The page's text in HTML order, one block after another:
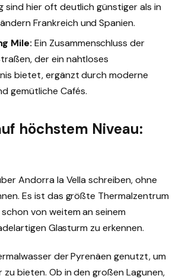
sind hier oft deutlich günstiger als in
Frankreich und Spanien.
Mile: Ein Zusammenschluss der
der ein nahtloses
bietet, ergänzt durch moderne
gemütliche Cafés.
höchstem Niveau:
Andorra la Vella schreiben, ohne
Es ist das größte Thermalzentrum
von weitem an seinem
Glasturm zu erkennen.
der Pyrenäen genutzt, um
zu bieten. Ob in den großen Lagunen,